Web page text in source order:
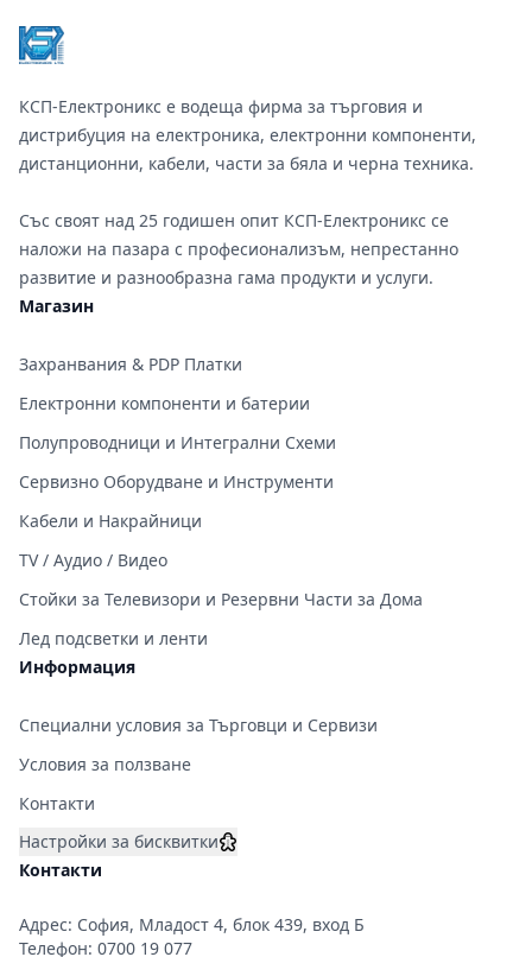
КСП-Електроникс е водеща фирма за търговия и
дистрибуция на електроника, електронни компоненти,
дистанционни, кабели, части за бяла и черна техника.
Със своят над 25 годишен опит КСП-Електроникс се
наложи на пазара с професионализъм, непрестанно
развитие и разнообразна гама продукти и услуги.
Магазин
Захранвания & PDP Платки
Електронни компоненти и батерии
Полупроводници и Интегрални Схеми
Сервизно Оборудване и Инструменти
Кабели и Накрайници
TV / Аудио / Видео
Стойки за Телевизори и Резервни Части за Дома
Лед подсветки и ленти
Информация
Специални условия за Търговци и Сервизи
Условия за ползване
Контакти
Настройки за бисквитки
Контакти
Адрес: София, Младост 4, блок 439, вход Б
Телефон: 0700 19 077